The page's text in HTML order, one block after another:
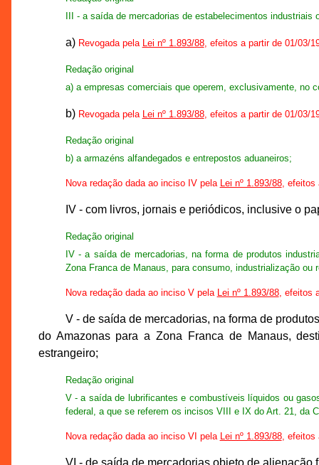
III - a saída de mercadorias de estabelecimentos
a) Revogada pela Lei nº 1.893/88, efeitos a partir de 01/03/
Redação original
a) a empresas comerciais que operem, exclusivamente, no
b) Revogada pela Lei nº 1.893/88, efeitos a partir de 01/03/
Redação original
b) a armazéns alfandegados e entrepostos aduaneiros;
Nova redação dada ao inciso IV pela Lei nº 1.893/88, efeitos
IV - com livros, jornais e periódicos, inclusive o
Redação original
IV - a saída de mercadorias, na forma de produtos
Zona Franca de Manaus, para consumo, industrialização
Nova redação dada ao inciso V pela Lei nº 1.893/88, efeitos
V - de saída de mercadorias, na forma de
do Amazonas para a Zona Franca de Manaus,
estrangeiro;
Redação original
V - a saída de lubrificantes e combustíveis líquidos ou
federal, a que se referem os incisos VIII e IX do Art. 21, da
Nova redação dada ao inciso VI pela Lei nº 1.893/88, efeitos